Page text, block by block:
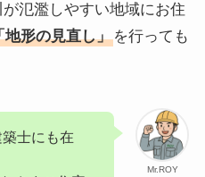
氾濫しやすい地域にお住
地形の見直し」を行っても
Mr.ROY
士にも在